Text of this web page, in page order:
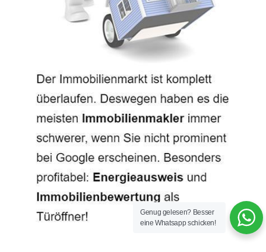
Genug gelesen? Besser
eine Whatsapp schicken!